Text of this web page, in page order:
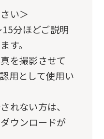
い＞
分ほどご説明
す。
を撮影させて
用として使用い
れない方は、
ウンロードが